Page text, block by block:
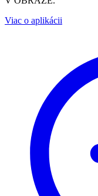
Viac o aplikácii